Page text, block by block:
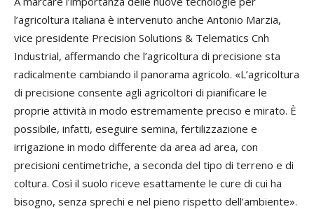
l’agricoltura italiana è intervenuto anche Antonio Marzia,
vice presidente Precision Solutions & Telematics Cnh
Industrial, affermando che l’agricoltura di precisione sta
radicalmente cambiando il panorama agricolo. «L’agricoltura
di precisione consente agli agricoltori di pianificare le
proprie attività in modo estremamente preciso e mirato. È
possibile, infatti, eseguire semina, fertilizzazione e
irrigazione in modo differente da area ad area, con
precisioni centimetriche, a seconda del tipo di terreno e di
coltura. Così il suolo riceve esattamente le cure di cui ha
bisogno, senza sprechi e nel pieno rispetto dell’ambiente».